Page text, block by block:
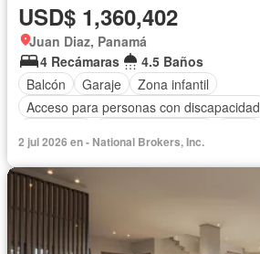
USD$ 1,360,402
Juan Diaz, Panamá
4 Recámaras
4.5 Baños
Balcón
Garaje
Zona infantil
Acceso para personas con discapacidad
2 jul 2026 en - National Brokers, Inc.